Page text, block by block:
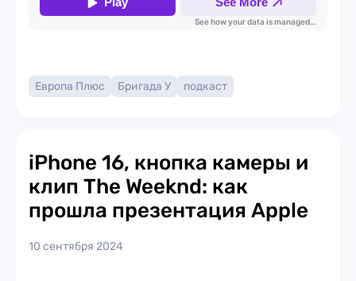
Европа Плюс Бригада У подкаст
iPhone 16, кнопка камеры и
клип The Weeknd: как
прошла презентация Apple
10 сентября 2024